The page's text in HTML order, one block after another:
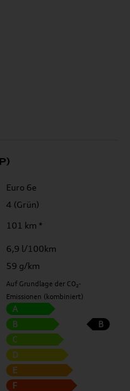
Euro 6e
4 (Grün)
101 km *
6,9 l/100km
59 g/km
Auf Grundlage der CO₂-
Emissionen (kombiniert)
A
B
C
D
E
F
B